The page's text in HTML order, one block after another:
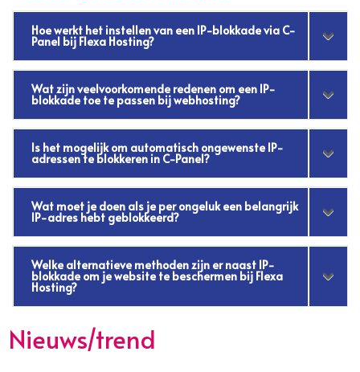
Hoe werkt het instellen van een IP-blokkade via C-
Panel bij Flexa Hosting?
Wat zijn veelvoorkomende redenen om een IP-
blokkade toe te passen bij webhosting?
Is het mogelijk om automatisch ongewenste IP-
adressen te blokkeren in C-Panel?
Wat moet je doen als je per ongeluk een belangrijk
IP-adres hebt geblokkeerd?
Welke alternatieve methoden zijn er naast IP-
blokkade om je website te beschermen bij Flexa
Hosting?
Nieuws/trend